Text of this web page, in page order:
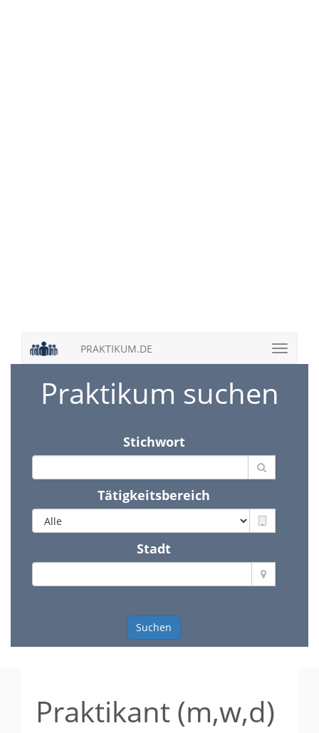
PRAKTIKUM.DE
Praktikum suchen
Stichwort
Tätigkeitsbereich
Stadt
Suchen
Praktikant (m,w,d)